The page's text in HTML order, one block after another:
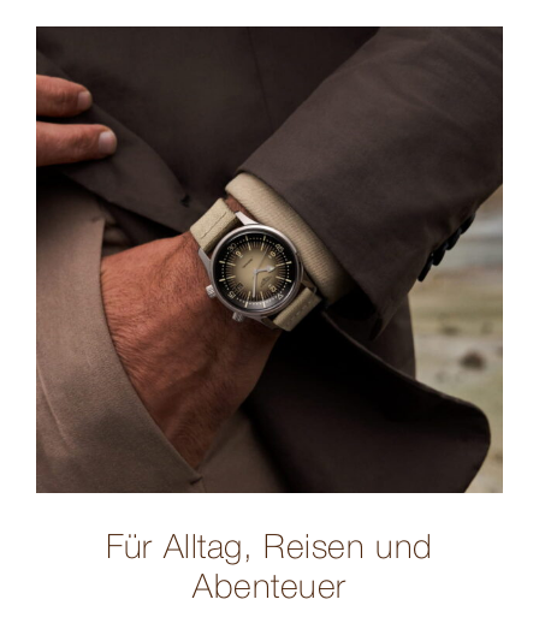
Für Alltag, Reisen und
Abenteuer